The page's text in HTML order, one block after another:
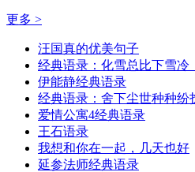
更多 >
汪国真的优美句子
经典语录：化雪总比下雪冷
伊能静经典语录
经典语录：舍下尘世种种纷
爱情公寓4经典语录
王石语录
我想和你在一起，几天也好
延参法师经典语录